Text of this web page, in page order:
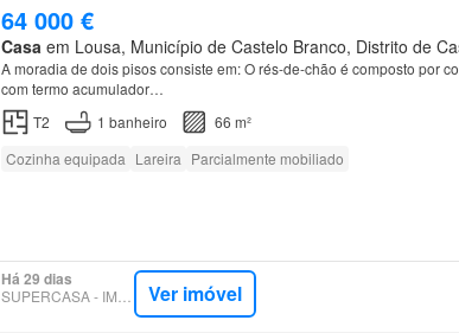
64 000 €
Casa em Lousa, Município de Castelo Branco, Distrito de
A moradia de dois pisos consiste em: O rés-de-chão é composto por
com termo acumulador…
T2
1 banheiro
66 m²
Cozinha equipada Lareira Parcialmente mobiliado
Há 29 dias
Ver imóvel